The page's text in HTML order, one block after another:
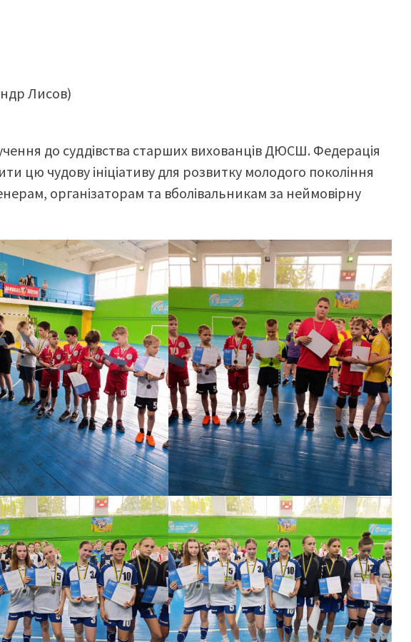
Лисов)
до суддівства старших вихованців ДЮСШ. Федерація
цю чудову ініціативу для розвитку молодого покоління
організаторам та вболівальникам за неймовірну